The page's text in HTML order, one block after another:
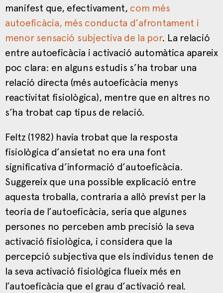
manifest que, efectivament, com més
autoeficàcia, més conducta d’afrontament i
menor sensació subjectiva de la por. La relació
entre autoeficàcia i activació automàtica apareix
poc clara: en alguns estudis s’ha trobar una
relació directa (més autoeficàcia menys
reactivitat fisiològica), mentre que en altres no
s’ha trobat cap tipus de relació.
Feltz (1982) havia trobat que la resposta
fisiològica d’ansietat no era una font
significativa d’informació d’autoeficàcia.
Suggereix que una possible explicació entre
aquesta troballa, contraria a allò previst per la
teoria de l’autoeficàcia, seria que algunes
persones no perceben amb precisió la seva
activació fisiològica, i considera que la
percepció subjectiva que els individus tenen de
la seva activació fisiològica flueix més en
l’autoeficàcia que el grau d’activació real.